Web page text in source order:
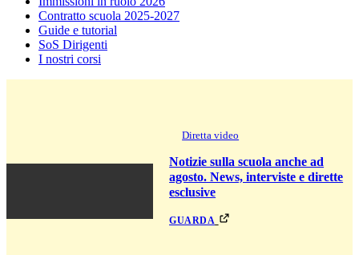
Contratto scuola 2025-2027
Guide e tutorial
SoS Dirigenti
I nostri corsi
Diretta video
Notizie sulla scuola anche ad
agosto. News, interviste e dirette
esclusive
guarda